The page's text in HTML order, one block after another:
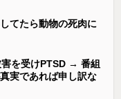
てたら動物の死肉に
害を受けPTSD → 番組
実であれば申し訳な